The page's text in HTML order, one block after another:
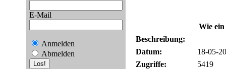
E-Mail
Anmelden
Abmelden
Wie
Beschreibung:
Datum:
18-05-
Zugriffe:
5419